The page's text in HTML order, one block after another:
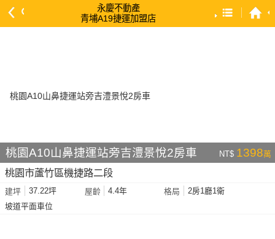
永慶不動產
青埔A19捷運加盟店
依建物坪數 大 → 小
依土地坪數 大 → 小
桃園A10山鼻捷運站旁吉澧景悅2房車 NT$ 1398萬
桃園市蘆竹區機捷路二段
建坪 37.22坪 屋齡 4.4年 格局
2房1廳1衛
坡道平面車位